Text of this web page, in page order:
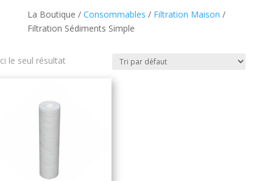
La Boutique / Consommables / Filtration Maison /
Filtration Sédiments Simple
le seul résultat